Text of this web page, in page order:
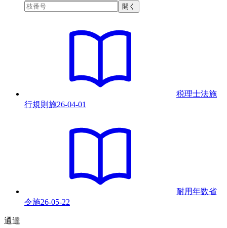
開く
税理士法施
行規則 施26-04-01
耐用年数省
令施26-05-22
通達